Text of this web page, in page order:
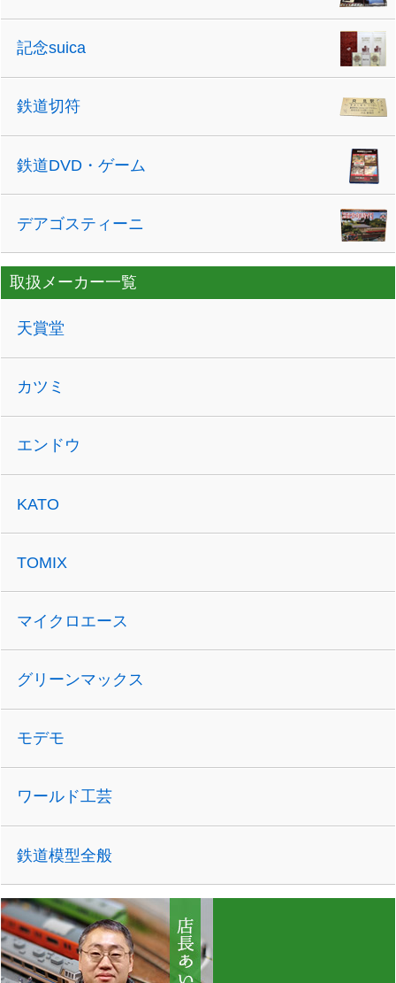
記念suica
鉄道切符
鉄道DVD・ゲーム
デアゴスティーニ
取扱メーカー一覧
天賞堂
カツミ
エンドウ
KATO
TOMIX
マイクロエース
グリーンマックス
モデモ
ワールド工芸
鉄道模型全般